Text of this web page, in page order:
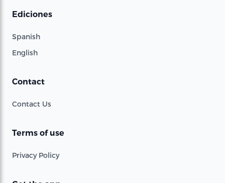
Ediciones
Spanish
English
Contact
Contact Us
Terms of use
Privacy Policy